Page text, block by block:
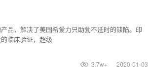
品，解决了美国希爱力只助勃不延时的缺陷。印
临床验证，超级
3.7w+ 2020-01-03